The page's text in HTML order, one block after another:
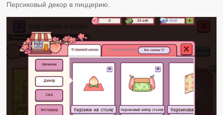
Персиковый декор в пиццерию.